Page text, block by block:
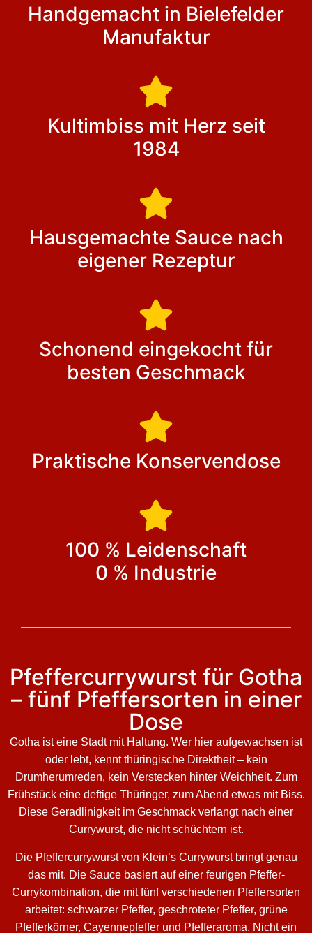
Handgemacht in Bielefelder
Manufaktur
Kultimbiss mit Herz seit
1984
Hausgemachte Sauce nach
eigener Rezeptur
Schonend eingekocht für
besten Geschmack
Praktische Konservendose
100 % Leidenschaft
0 % Industrie
Pfeffercurrywurst für Gotha
– fünf Pfeffersorten in einer
Dose
Gotha ist eine Stadt mit Haltung. Wer hier aufgewachsen ist
oder lebt, kennt thüringische Direktheit – kein
Drumherumreden, kein Verstecken hinter Weichheit. Zum
Frühstück eine deftige Thüringer, zum Abend etwas mit Biss.
Diese Geradlinigkeit im Geschmack verlangt nach einer
Currywurst, die nicht schüchtern ist.
Die Pfeffercurrywurst von Klein’s Currywurst bringt genau
das mit. Die Sauce basiert auf einer feurigen Pfeffer-
Currykombination, die mit fünf verschiedenen Pfeffersorten
arbeitet: schwarzer Pfeffer, geschroteter Pfeffer, grüne
Pfefferkörner, Cayennepfeffer und Pfefferaroma. Nicht ein